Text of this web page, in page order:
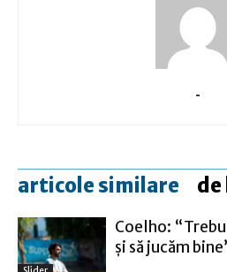
-
articole similare de
Coelho:
şi să jucăm